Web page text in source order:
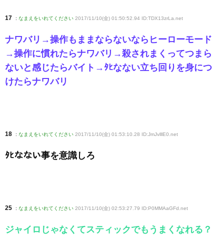
17 : なまえをいれてください 2017/11/10(金) 01:50:52.94 ID:TDX13zrLa .net
ナワバリ→操作もままならないならヒーローモード
→操作に慣れたらナワバリ→殺されまくってつまら
ないと感じたらバイト→ﾀﾋなない立ち回りを身につ
けたらナワバリ
18 : なまえをいれてください 2017/11/10(金) 01:53:10.28 ID:JmJvlllE0 .net
ﾀﾋなない事を意識しろ
25 : なまえをいれてください 2017/11/10(金) 02:53:27.79 ID:P0MMAaGFd .net
ジャイロじゃなくてスティックでもうまくなれる？